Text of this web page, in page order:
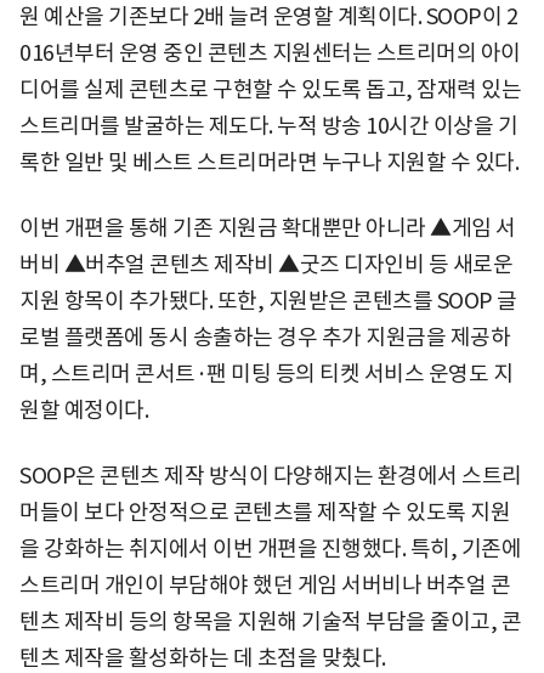
원 예산을 기존보다 2배 늘려 운영할 계획이다. SOOP이 2
016년부터 운영 중인 콘텐츠 지원센터는 스트리머의 아이
디어를 실제 콘텐츠로 구현할 수 있도록 돕고, 잠재력 있는
스트리머를 발굴하는 제도다. 누적 방송 10시간 이상을 기
록한 일반 및 베스트 스트리머라면 누구나 지원할 수 있다.
이번 개편을 통해 기존 지원금 확대뿐만 아니라 ▲게임 서
버비 ▲버추얼 콘텐츠 제작비 ▲굿즈 디자인비 등 새로운
지원 항목이 추가됐다. 또한, 지원받은 콘텐츠를 SOOP 글
로벌 플랫폼에 동시 송출하는 경우 추가 지원금을 제공하
며, 스트리머 콘서트·팬 미팅 등의 티켓 서비스 운영도 지
원할 예정이다.
SOOP은 콘텐츠 제작 방식이 다양해지는 환경에서 스트리
머들이 보다 안정적으로 콘텐츠를 제작할 수 있도록 지원
을 강화하는 취지에서 이번 개편을 진행했다. 특히, 기존에
스트리머 개인이 부담해야 했던 게임 서버비나 버추얼 콘
텐츠 제작비 등의 항목을 지원해 기술적 부담을 줄이고, 콘
텐츠 제작을 활성화하는 데 초점을 맞췄다.